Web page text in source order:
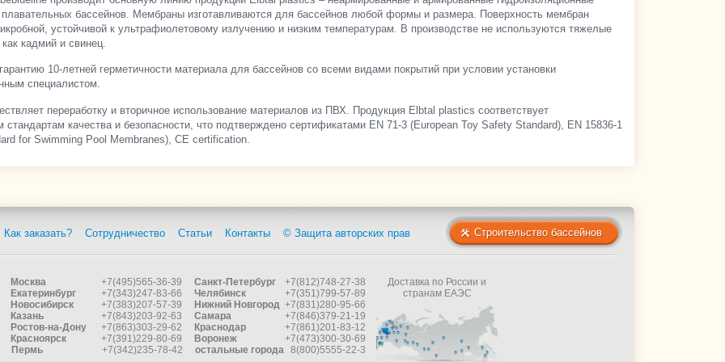
бассейнов. Мембраны изготавливаются для бассейнов любой формы и размера. Поверхность мембран
устойчивой к ультрафиолетовому излучению и низким температурам. В производстве не используются тяжелые
кадмий и свинец.
10-летней герметичности материала для бассейнов со всеми видами покрытий при условии установки
специалистом.
переработку и вторичное использование материалов из ПВХ. Продукция Elbtal plastics соответствует
качества и безопасности, что подтверждено сертификатами EN 71-3 (European Toy Safety Standard), EN 15836-1
for Swimming Pool Membranes), CE certification.
Строительство бассейнов
Как заказать? Сотрудничество Статьи Контакты © Защита авторских прав
Москва +7(495)565-36-39 Санкт-Петербург
+7(812)748-27-38
Екатеринбург
+7(343)247-83-66 Челябинск
+7(351)799-57-89
Новосибирск
+7(383)207-57-39 Нижний Новгород +7(831)280-95-66
Казань
+7(843)203-92-63 Самара
+7(846)379-21-19
Ростов-на-Дону
+7(863)303-29-62 Краснодар
+7(861)201-83-12
Красноярск
+7(391)229-80-69 Воронеж
+7(473)300-30-69
Пермь
+7(342)235-78-42 остальные города 8(800)5555-22-3
Доставка по России и
странам ЕАЭС